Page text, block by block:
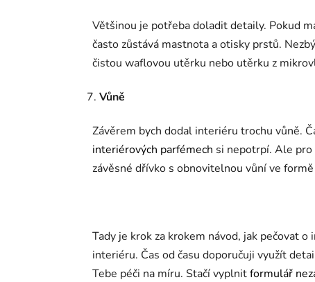
Většinou je potřeba doladit detaily. Pokud
často zůstává mastnota a otisky prstů.
čistou waflovou utěrku nebo utěrku z
Vůně
Závěrem bych dodal interiéru trochu vůně.
interiérových parfémech si nepotrpí. Ale pro
závěsné dřívko s obnovitelnou vůní ve
Tady je krok za krokem návod, jak pečovat
interiéru. Čas od času doporučuji využít
Tebe péči na míru. Stačí vyplnitformulář